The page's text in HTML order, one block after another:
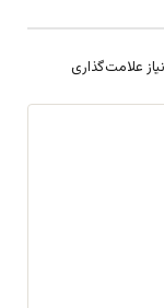
علامت‌گذاری